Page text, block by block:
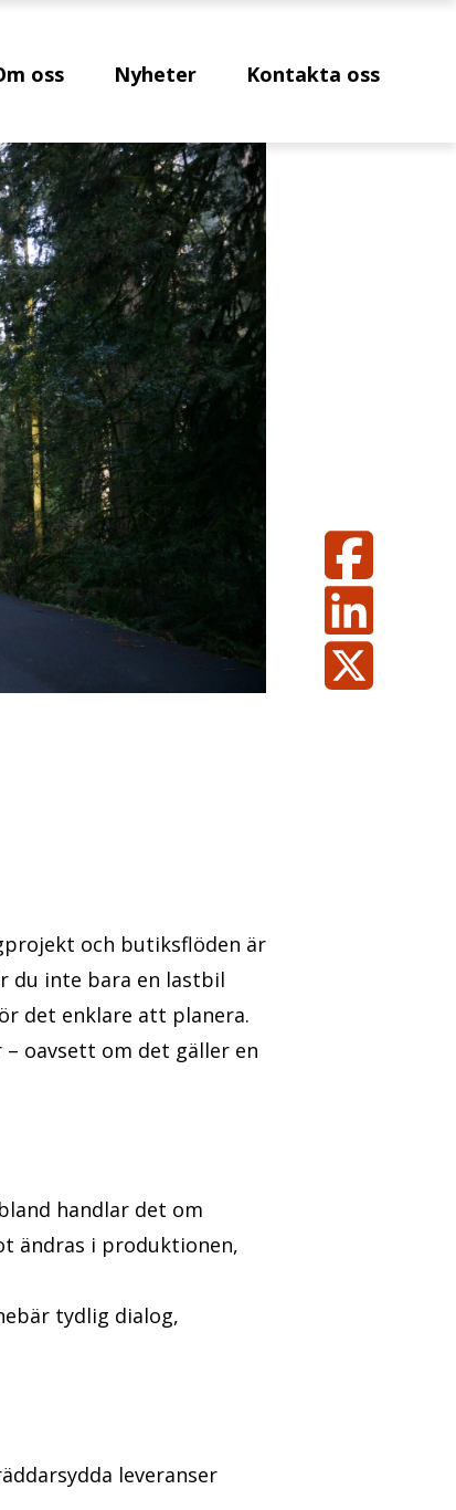
Om oss Nyheter Kontakta oss
och butiksflöden är
du inte bara en lastbil
det enklare att planera.
oavsett om det gäller en
handlar det om
ändras i produktionen,
tydlig dialog,
leveranser